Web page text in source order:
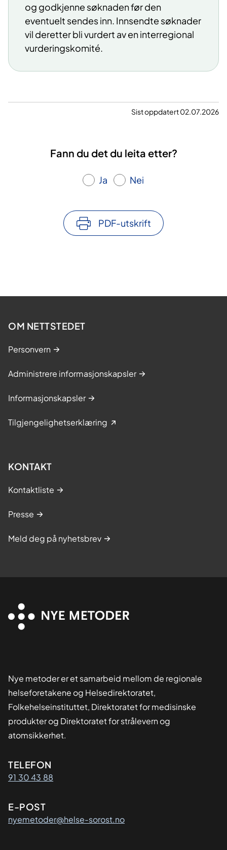
og godkjenne søknaden før den
eventuelt sendes inn. Innsendte søknader
vil deretter bli vurdert av en interregional
vurderingskomité.
Sist oppdatert 02.07.2026
Fann du det du leita etter?
Ja Nei
PDF-utskrift
OM NETTSTEDET
Personvern
Administrere informasjonskapsler
Informasjonskapsler
Tilgjengelighetserklæring
KONTAKT
Kontaktliste
Presse
Meld deg på nyhetsbrev
Nye metoder er et samarbeid mellom de regionale
helseforetakene og Helsedirektoratet,
Folkehelseinstituttet, Direktoratet for medisinske
produkter og Direktoratet for strålevern og
atomsikkerhet.
Kontaktinformasjon
TELEFON
91 30 43 88
E-POST
nyemetoder@helse-sorost.no